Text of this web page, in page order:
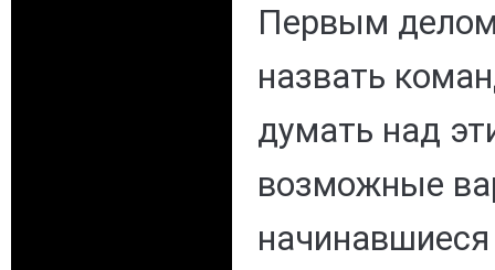
Первым
назвать
думать над
возможные